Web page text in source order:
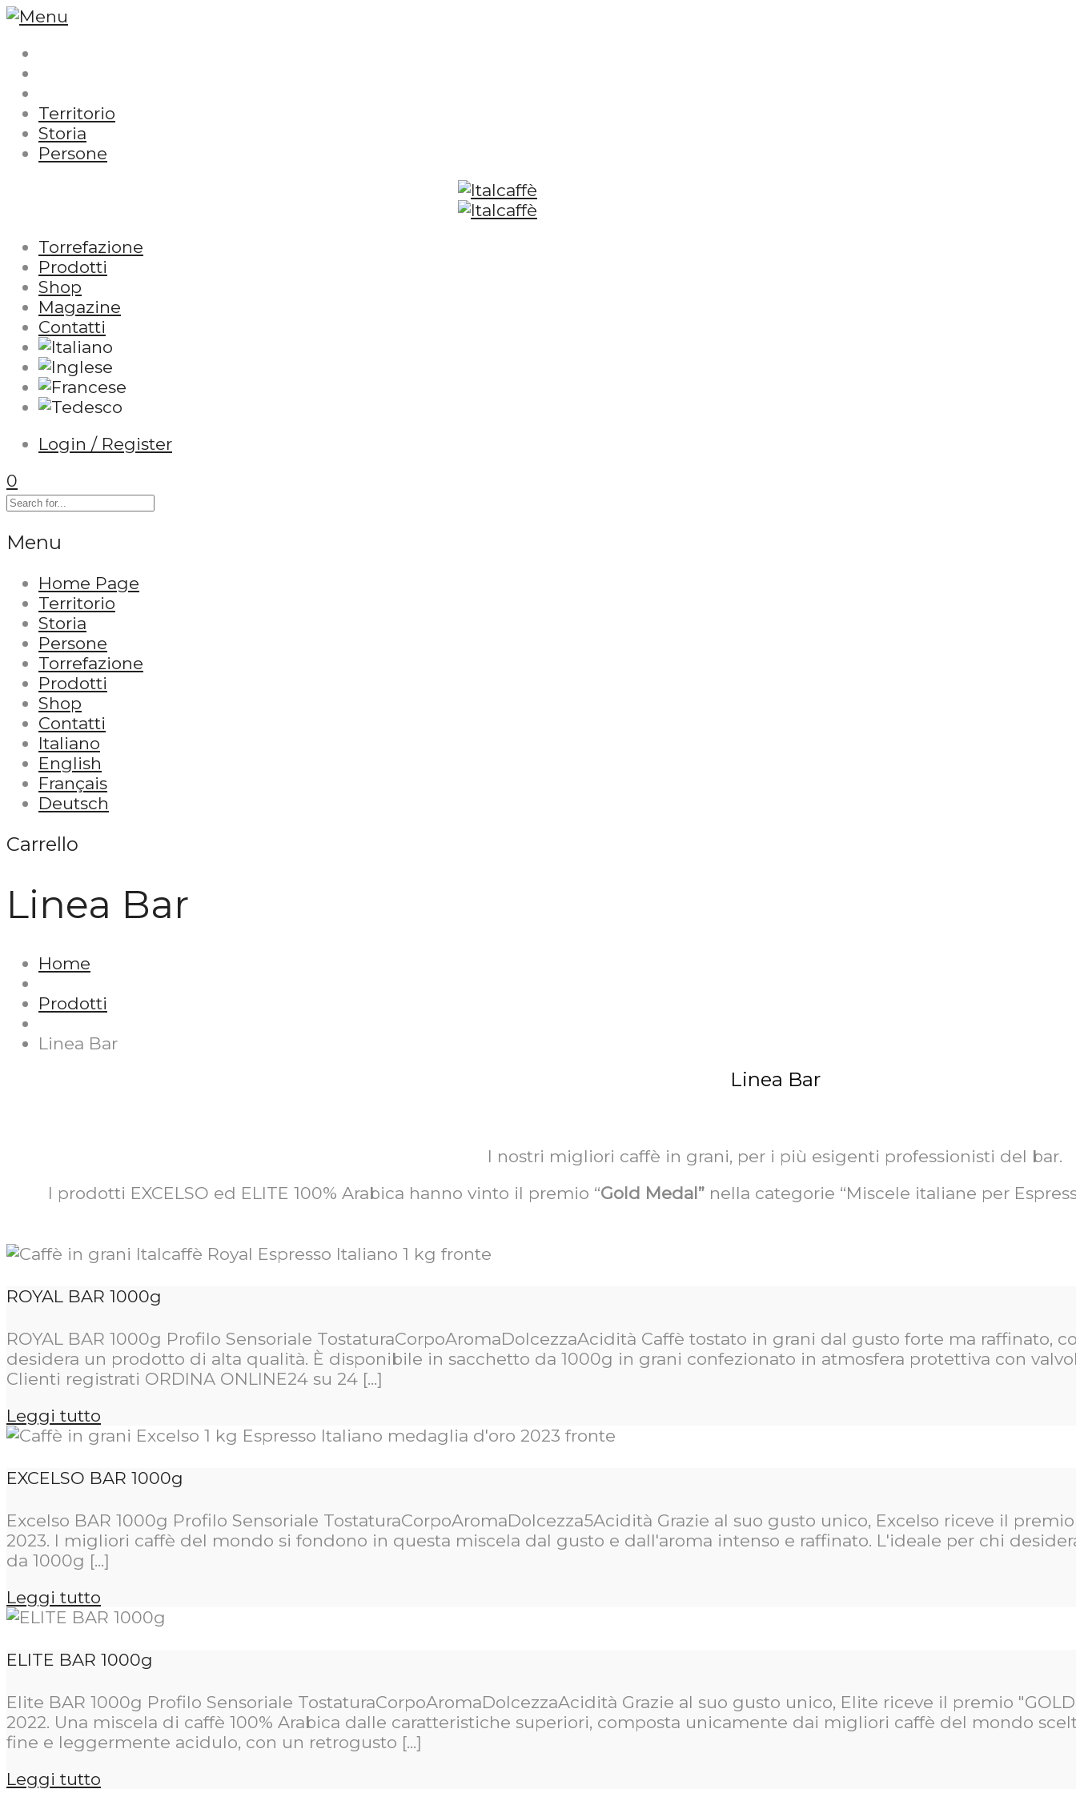
Territorio
Storia
Persone
Torrefazione
Prodotti
Shop
Magazine
Contatti
Login / Register
0
Menu
Home Page
Territorio
Storia
Persone
Torrefazione
Prodotti
Shop
Contatti
Italiano
English
Français
Deutsch
Carrello
Linea Bar
Home
Prodotti
Linea Bar
Linea Bar
I nostri migliori caffè in grani, per i più esigenti professionisti del bar.
I prodotti EXCELSO ed ELITE 100% Arabica hanno vinto il premio “Gold Medal”nella categorie “Miscele italiane per
ROYAL BAR 1000g
ROYAL BAR 1000g Profilo Sensoriale TostaturaCorpoAromaDolcezzaAcidità Caffè tostato in grani dal gusto forte ma raffinato,
desidera un prodotto di alta qualità. È disponibile in sacchetto da 1000g in grani confezionato in atmosfera protettiva con
Clienti registrati ORDINA ONLINE24 su 24 [...]
Leggi tutto
EXCELSO BAR 1000g
Excelso BAR 1000g Profilo Sensoriale TostaturaCorpoAromaDolcezza5Acidità Grazie al suo gusto unico, Excelso riceve il
2023. I migliori caffè del mondo si fondono in questa miscela dal gusto e dall'aroma intenso e raffinato. L'ideale per chi
da 1000g [...]
Leggi tutto
ELITE BAR 1000g
Elite BAR 1000g Profilo Sensoriale TostaturaCorpoAromaDolcezzaAcidità Grazie al suo gusto unico, Elite riceve il premio
2022. Una miscela di caffè 100% Arabica dalle caratteristiche superiori, composta unicamente dai migliori caffè del mondo
fine e leggermente acidulo, con un retrogusto [...]
Leggi tutto